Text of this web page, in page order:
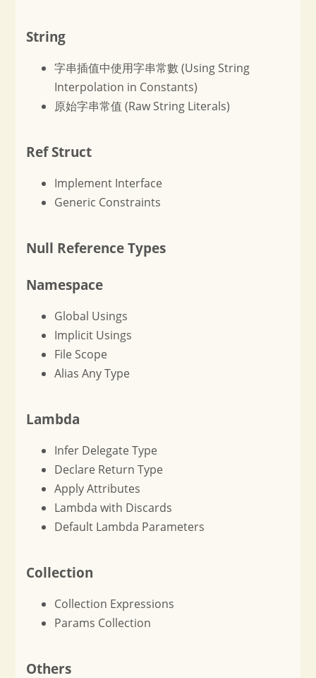
String
字串插值中使用字串常數 (Using String
Interpolation in Constants)
原始字串常值 (Raw String Literals)
Ref Struct
Implement Interface
Generic Constraints
Null Reference Types
Namespace
Global Usings
Implicit Usings
File Scope
Alias Any Type
Lambda
Infer Delegate Type
Declare Return Type
Apply Attributes
Lambda with Discards
Default Lambda Parameters
Collection
Collection Expressions
Params Collection
Others